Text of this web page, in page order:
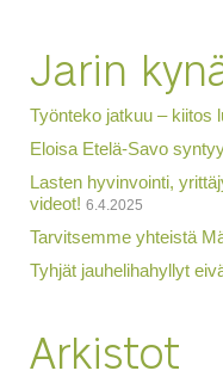
Jarin
Työnteko jatkuu – kiitos
Eloisa Etelä-Savo
Lasten hyvinvointi,
videot! 6.4.2025
Tarvitsemme yhteistä
Tyhjät jauhelihahyllyt
Arkistot